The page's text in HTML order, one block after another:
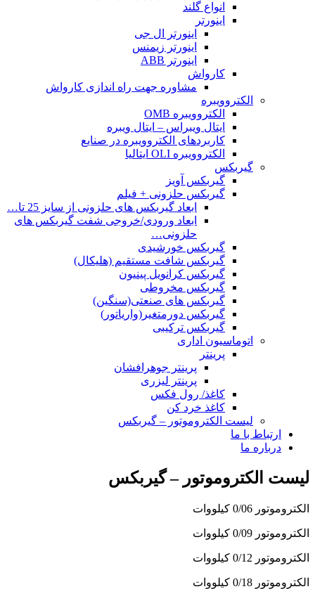
انواع گلند
اینورتر
اینورتر ال جی
اینورتر زیمنس
اینورتر ABB
کارواش
مشاوره جهت راه اندازی کارواش
الکتروویبره
الکتروویبره OMB
ایتال ویبراس – ایتال ویبره
کاربردهای الکتروویبره در صنایع
الکتروویبره OLI ایتالیا
گیربکس
گیربکس آویز
گیربکس حلزونی + فیلم
ابعاد گیربکس های حلزونی از سایز 25 تا…
ابعاد ورودی/خروجی شفت گیربکس های
حلزونی…
گیربکس خورشیدی
گیربکس شافت مستقیم (هلیکال)
گیربکس کرانویل پینیون
گیربکس مخروطی
گیربکس های صنعتی(سنگین)
گیربکس دورمتغیر(واریاتور)
گیربکس ترکیبی
اتوماسیون اداری
پرینتر
پرینتر جوهرافشان
پرینتر لیزری
کاغذ/ رول فکس
کاغذ خرد کن
لیست الکتروموتور – گیربکس
ارتباط با ما
درباره ما
لیست الکتروموتور – گیربکس
الکتروموتور 0/06 کیلووات
الکتروموتور 0/09 کیلووات
الکتروموتور 0/12 کیلووات
الکتروموتور 0/18 کیلووات